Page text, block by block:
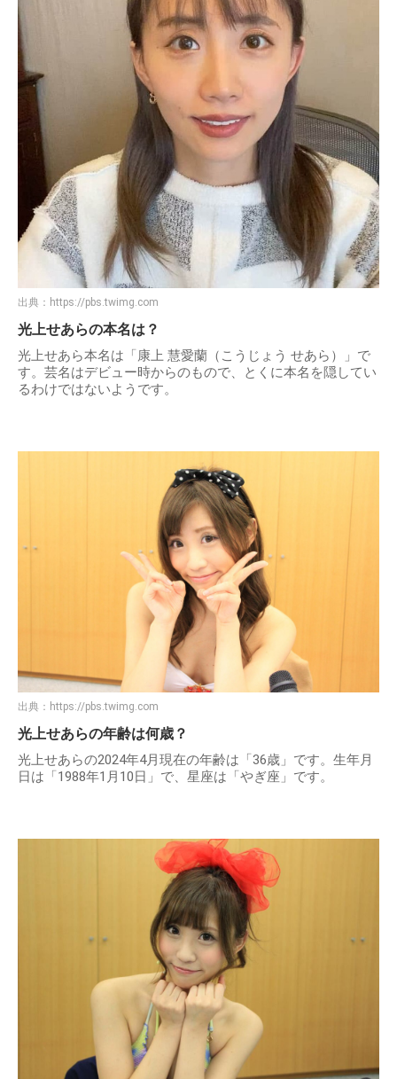
出典： https://pbs.twimg.com
光上せあらの本名は？
光上せあら本名は「康上 慧愛蘭（こうじょう せあら）」で
す。芸名はデビュー時からのもので、とくに本名を隠してい
るわけではないようです。
出典： https://pbs.twimg.com
光上せあらの年齢は何歳？
光上せあらの2024年4月現在の年齢は「36歳」です。生年月
日は「1988年1月10日」で、星座は「やぎ座」です。